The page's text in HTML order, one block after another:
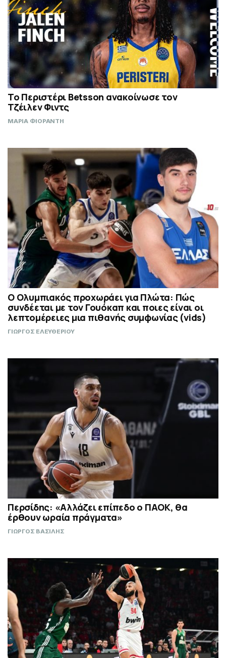
Το Περιστέρι Betsson ανακοίνωσε τον
Τζέιλεν Φιντς
ΜΑΡΙΑ ΦΙΟΡΑΝΤΗ
Ο Ολυμπιακός προχωράει για Πλώτα: Πώς
συνδέεται με τον Γουόκαπ και ποιες είναι οι
λεπτομέρειες μια πιθανής συμφωνίας (vids)
ΓΙΩΡΓΟΣ ΕΛΕΥΘΕΡΙΟΥ
Περσίδης: «Αλλάζει επίπεδο ο ΠΑΟΚ, θα
έρθουν ωραία πράγματα»
ΓΙΩΡΓΟΣ ΒΑΣΙΛΗΣ